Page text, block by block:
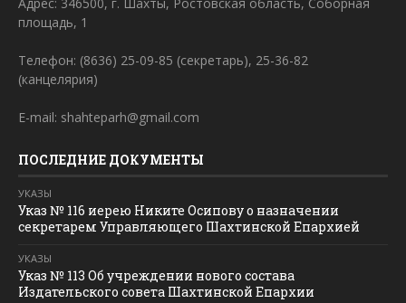
площадь, 1
Телефон: (8636) 25-09-85 (секретарь), 25-36-82
(канцелярия)
E-mail: shahteparh@gmail.com
ПОСЛЕДНИЕ ДОКУМЕНТЫ
УКАЗЫ
Указ № 116 иерею Никите Осипову о назначении
секретарем Управляющего Шахтинской Епархией
УКАЗЫ
Указ № 113 Об учреждении нового состава
Издательского совета Шахтинской Епархии